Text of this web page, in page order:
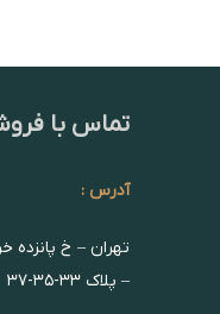
تماس با
آدرس :
تهران – خ پانزده
– پلاک ۳۳-۳۵-۳۷